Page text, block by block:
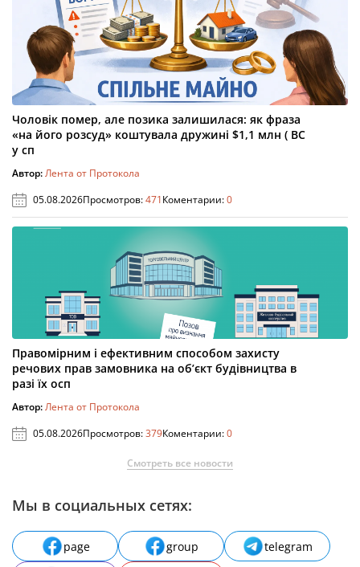
Чоловік помер, але позика залишилася: як фраза
«на його розсуд» коштувала дружині $1,1 млн ( ВС
у сп
Автор:Лента от Протокола
05.08.2026Просмотров:471Коментарии:0
Правомірним і ефективним способом захисту
речових прав замовника на об’єкт будівництва в
разі їх осп
Автор:Лента от Протокола
05.08.2026Просмотров:379Коментарии:0
Смотреть все новости
Мы в социальных сетях:
page group
telegram